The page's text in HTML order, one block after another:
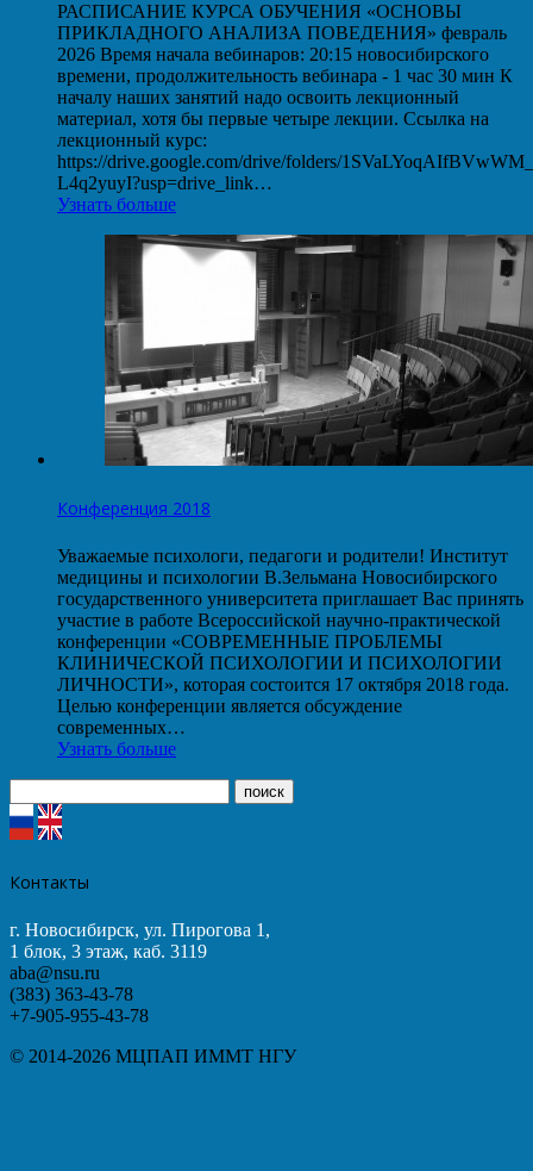
РАСПИСАНИЕ КУРСА ОБУЧЕНИЯ «ОСНОВЫ
ПРИКЛАДНОГО АНАЛИЗА ПОВЕДЕНИЯ» февраль
2026 Время начала вебинаров: 20:15 новосибирского
времени, продолжительность вебинара - 1 час 30 мин К
началу наших занятий надо освоить лекционный
материал, хотя бы первые четыре лекции. Ссылка на
лекционный курс:
https://drive.google.com/drive/folders/
L4q2yuyI?usp=drive_link…
Узнать больше
Конференция 2018
Уважаемые психологи, педагоги и родители! Институт
медицины и психологии В.Зельмана Новосибирского
государственного университета приглашает Вас принять
участие в работе Всероссийской научно-практической
конференции «СОВРЕМЕННЫЕ ПРОБЛЕМЫ
КЛИНИЧЕСКОЙ ПСИХОЛОГИИ И ПСИХОЛОГИИ
ЛИЧНОСТИ», которая состоится 17 октября 2018 года.
Целью конференции является обсуждение
современных…
Узнать больше
Контакты
г. Новосибирск, ул. Пирогова 1,
1 блок, 3 этаж, каб. 3119
aba@nsu.ru
(383) 363-43-78
+7-905-955-43-78
© 2014-2026 МЦПАП ИММТ НГУ